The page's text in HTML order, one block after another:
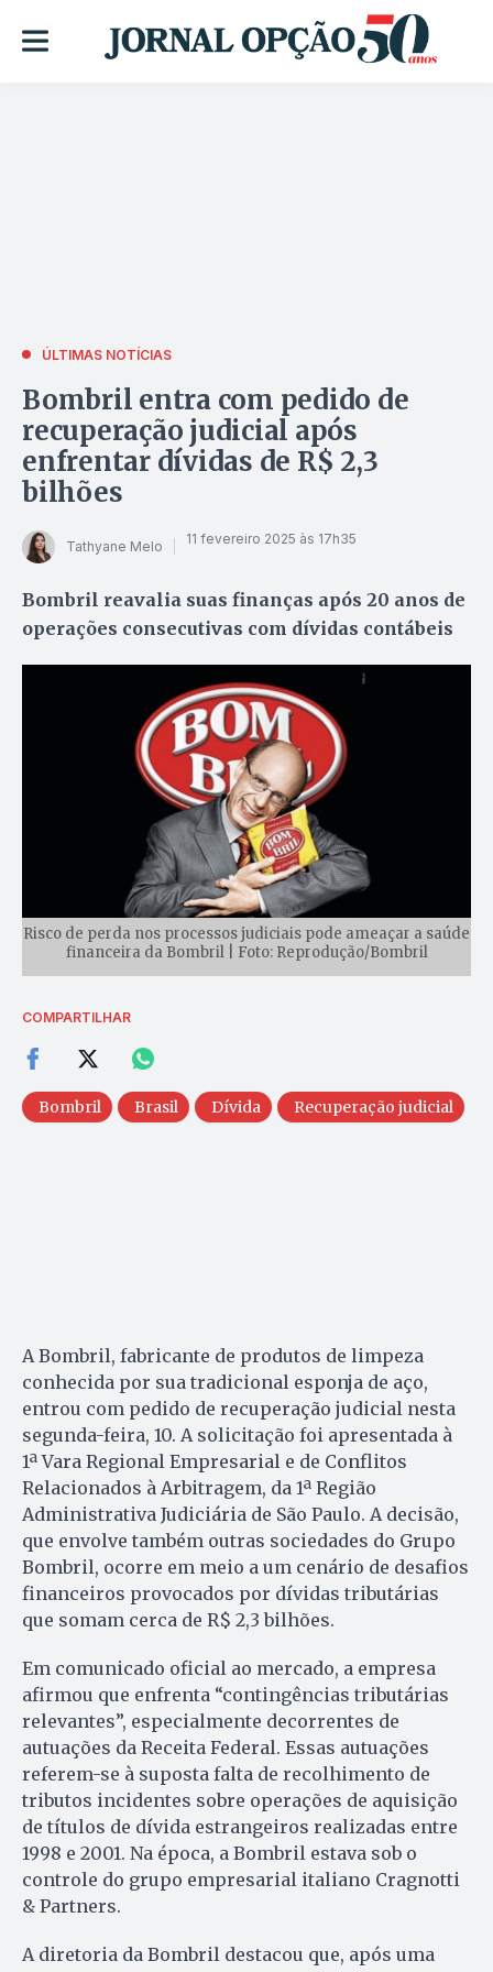
ÚLTIMAS NOTÍCIAS
Bombril entra com pedido de
recuperação judicial após
enfrentar dívidas de R$ 2,3
bilhões
Tathyane Melo 11 fevereiro 2025 às 17h35
Bombril reavalia suas finanças após 20 anos de
operações consecutivas com dívidas contábeis
Risco de perda nos processos judiciais pode ameaçar a saúde
financeira da Bombril | Foto: Reprodução/Bombril
COMPARTILHAR
Bombril Brasil Dívida Recuperação judicial
A Bombril, fabricante de produtos de limpeza
conhecida por sua tradicional esponja de aço,
entrou com pedido de recuperação judicial nesta
segunda-feira, 10. A solicitação foi apresentada à
1ª Vara Regional Empresarial e de Conflitos
Relacionados à Arbitragem, da 1ª Região
Administrativa Judiciária de São Paulo. A decisão,
que envolve também outras sociedades do Grupo
Bombril, ocorre em meio a um cenário de desafios
financeiros provocados por dívidas tributárias
que somam cerca de R$ 2,3 bilhões.
Em comunicado oficial ao mercado, a empresa
afirmou que enfrenta “contingências tributárias
relevantes”, especialmente decorrentes de
autuações da Receita Federal. Essas autuações
referem-se à suposta falta de recolhimento de
tributos incidentes sobre operações de aquisição
de títulos de dívida estrangeiros realizadas entre
1998 e 2001. Na época, a Bombril estava sob o
controle do grupo empresarial italiano Cragnotti
& Partners.
A diretoria da Bombril destacou que, após uma